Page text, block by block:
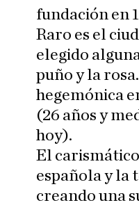
fundación en
Raro es el
elegido
puño y la
hegemónica
(26 años y
hoy).
El
española y la
creando una